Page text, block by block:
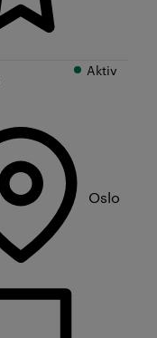
Oslo
Aktiv